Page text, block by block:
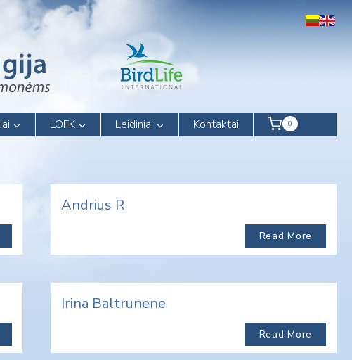
LOFK Leidiniai Kontaktai 0
Andrius R
Read More
Irina Baltrunene
Read More